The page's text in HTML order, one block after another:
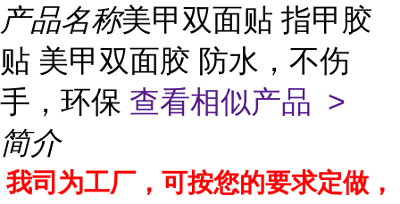
产品名称美甲双面贴 指甲胶
贴 美甲双面胶 防水，不伤
手，环保 查看相似产品 >
简介
我司为工厂，可按您的要求定做，